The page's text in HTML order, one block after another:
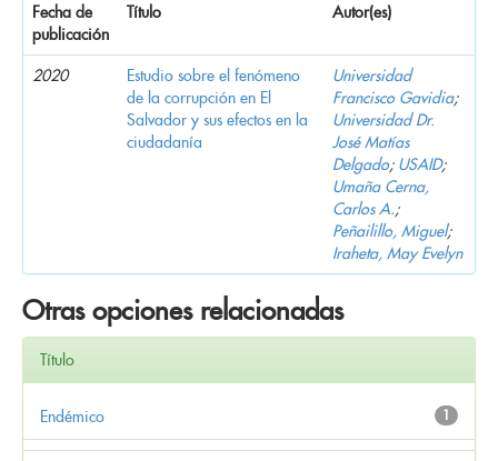
Fecha de
publicación
Título Autor(es)
2020
Estudio sobre el fenómeno
de la corrupción en El
Salvador y sus efectos en la
ciudadanía
Universidad
Francisco Gavidia;
Universidad Dr.
José Matías
Delgado; USAID;
Umaña Cerna,
Carlos A.;
Peñailillo, Miguel;
Iraheta, May Evelyn
Otras opciones relacionadas
Título
1
Endémico